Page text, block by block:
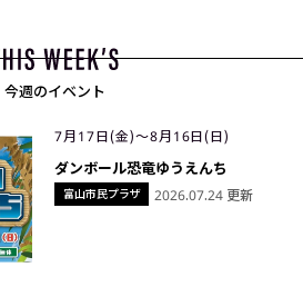
今週のイベント
富山市民プラザ
7月17日(金)〜8月16日(日)
ダンボール恐竜ゆうえんち
2026.07.24 更新